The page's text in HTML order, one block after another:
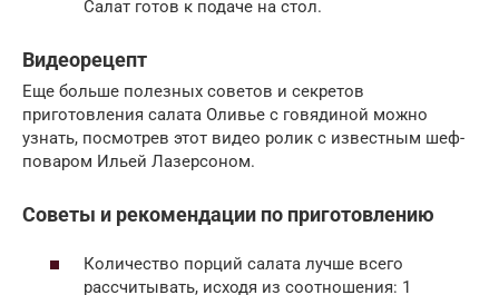
Салат готов к подаче на стол.
Видеорецепт
Еще больше полезных советов и секретов
приготовления салата Оливье с говядиной можно
узнать, посмотрев этот видео ролик с известным шеф-
поваром Ильей Лазерсоном.
Советы и рекомендации по приготовлению
Количество порций салата лучше всего
рассчитывать, исходя из соотношения: 1